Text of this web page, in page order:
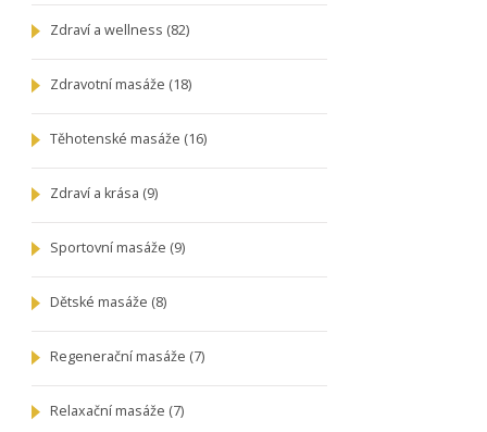
Zdraví a wellness (82)
Zdravotní masáže (18)
Těhotenské masáže (16)
Zdraví a krása (9)
Sportovní masáže (9)
Dětské masáže (8)
Regenerační masáže (7)
Relaxační masáže (7)